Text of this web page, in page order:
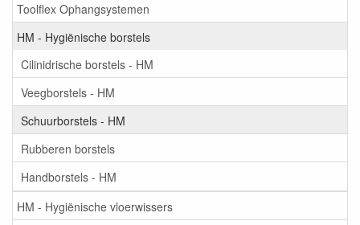
Toolflex Ophangsystemen
HM - Hygiënische borstels
Cilinidrische borstels - HM
Veegborstels - HM
Schuurborstels - HM
Rubberen borstels
Handborstels - HM
HM - Hygiënische vloerwissers